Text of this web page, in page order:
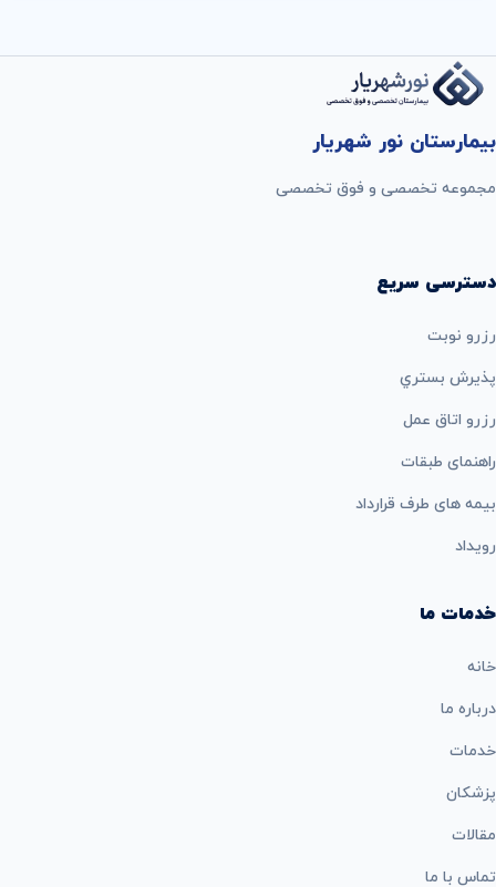
بیمارستان نور شهریار
مجموعه تخصصی و فوق تخصصی
دسترسی سریع
رزرو نوبت
پذيرش بستري
رزرو اتاق عمل
راهنمای طبقات
بيمه های طرف قرارداد
رویداد
خدمات ما
خانه
درباره ما
خدمات
پزشکان
مقالات
تماس با ما